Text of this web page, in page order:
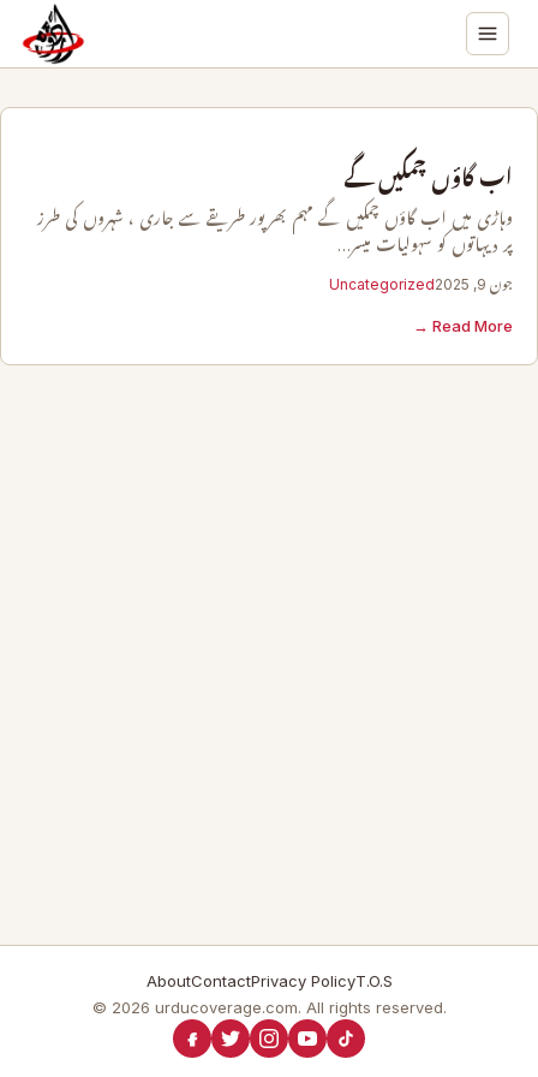
اب گاؤں چمکیں گے
وہاڑی میں اب گاؤں چمکیں گے مہم بھرپور طریقے سے جاری ، شہروں کی طرز
پر دیہاتوں کو سہولیات میسر…
جون 9, 2025 Uncategorized
Read More →
AboutContactPrivacy PolicyT.O.S
© 2026 urducoverage.com. All rights reserved.